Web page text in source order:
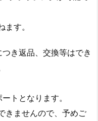
す。
き返品、交換等はでき
トとなります。
きませんので、予めご